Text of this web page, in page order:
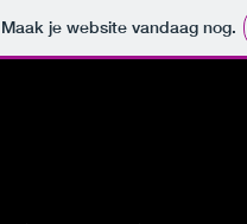
je website vandaag nog.